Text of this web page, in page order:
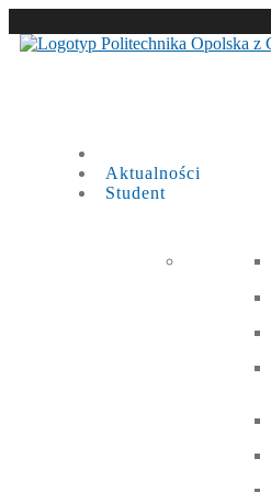
Aktualności
Student